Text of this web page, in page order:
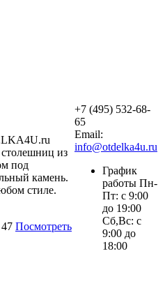
из
под
камень.
стиле.
Посмотреть
+7 (495) 532-68-
65
Email:
info@otdelka4u.ru
График
работы Пн-
Пт: с 9:00
до 19:00
Сб,Вс: с
9:00 до
18:00